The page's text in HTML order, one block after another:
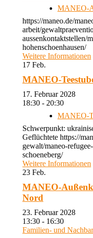
MANEO-
https://maneo.de/
arbeit/
aussenkontaktstellen/
hohenschoenhausen/
Weitere Informationen
17 Feb.
MANEO-
17. Februar 2028
18:30 - 20:30
MANEO-
Schwerpunkt:
Geflüchtete https://
gewalt/maneo-
schoeneberg/
Weitere Informationen
23 Feb.
MANEO-
Nord
23. Februar 2028
13:30 - 16:30
Familien- und